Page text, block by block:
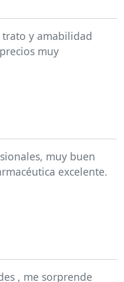
y amabilidad
muy
muy buen
excelente.
, me sorprende